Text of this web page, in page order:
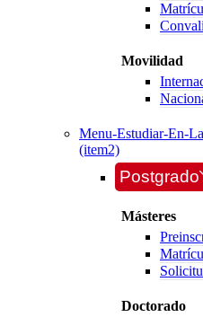
Movilidad
Menu-Estudiar-En-
(item2)
Postgrado
Másteres
Doctorado